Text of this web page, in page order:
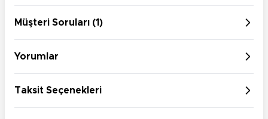
Müşteri Soruları (1)
Yorumlar
Taksit Seçenekleri